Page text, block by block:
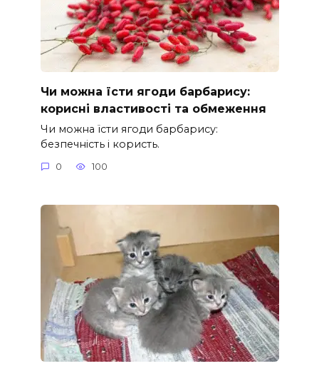
Чи можна їсти ягоди барбарису:
корисні властивості та обмеження
Чи можна їсти ягоди барбарису:
безпечність і користь.
0 100